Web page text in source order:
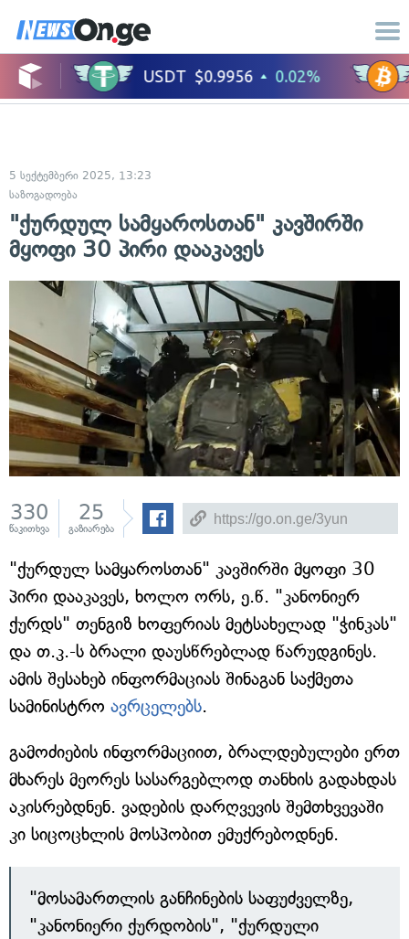
5 სექტემბერი 2025, 13:23
საზოგადოება
"ქურდულ სამყაროსთან" კავშირში
მყოფი 30 პირი დააკავეს
330
წაკითხვა
25
გაზიარება
"ქურდულ სამყაროსთან" კავშირში მყოფი 30
პირი დააკავეს, ხოლო ორს, ე.წ. "კანონიერ
ქურდს" თენგიზ ხოფერიას მეტსახელად "ჭინკას"
და თ.კ.-ს ბრალი დაუსწრებლად წარუდგინეს.
ამის შესახებ ინფორმაციას შინაგან საქმეთა
სამინისტრო ავრცელებს.
გამოძიების ინფორმაციით, ბრალდებულები ერთ
მხარეს მეორეს სასარგებლოდ თანხის გადახდას
აკისრებდნენ. ვადების დარღვევის შემთხვევაში
კი სიცოცხლის მოსპობით ემუქრებოდნენ.
"მოსამართლის განჩინების საფუძველზე,
"კანონიერი ქურდობის", "ქურდული